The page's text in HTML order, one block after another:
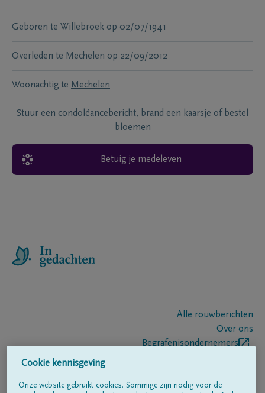
Geboren te Willebroek op 02/07/1941
Overleden te Mechelen op 22/09/2012
Woonachtig te Mechelen
Stuur een condoléancebericht, brand een kaarsje of bestel
bloemen
Betuig je medeleven
Alle rouwberichten
Over ons
Begrafenisondernemers
Cookie kennisgeving
Onze website gebruikt cookies. Sommige zijn nodig voor de